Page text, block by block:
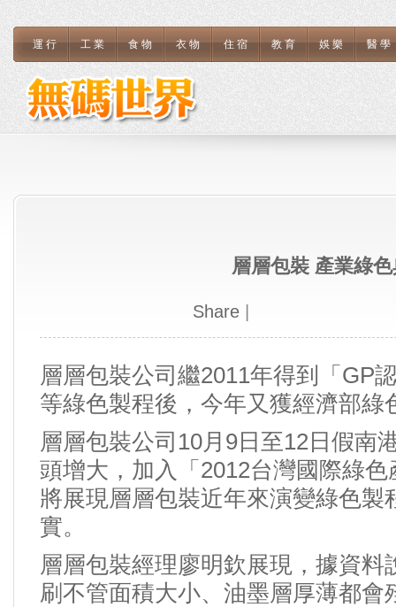
運行 工業 食物 衣物 住宿 教育 娛樂 醫學
層層包裝 產業綠
Share
層層包裝公司繼2011年得到「GP
等綠色製程後，今年又獲經濟部綠
層層包裝公司10月9日至12日假南
頭增大 ，加入「2012台灣國際綠
將展現層層包裝近年來演變綠色製
實。
層層包裝經理廖明欽展現，據資料
刷 不管面積大小、油墨層厚薄都會